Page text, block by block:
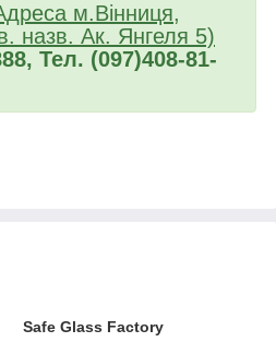
м.Вінниця,
назв. Ак. Янгеля 5)
Тел. (097)408-81-
Safe Glass Factory